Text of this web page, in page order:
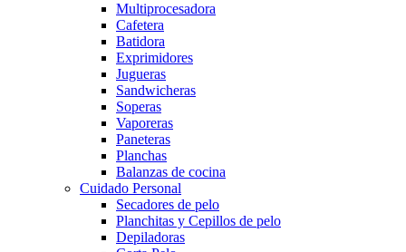
Multiprocesadora
Cafetera
Batidora
Exprimidores
Jugueras
Sandwicheras
Soperas
Vaporeras
Paneteras
Planchas
Balanzas de cocina
Cuidado Personal
Secadores de pelo
Planchitas y Cepillos de pelo
Depiladoras